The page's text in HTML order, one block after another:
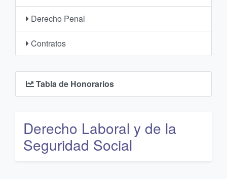
Derecho Penal
Contratos
Tabla de Honorarios
Derecho Laboral y de la
Seguridad Social